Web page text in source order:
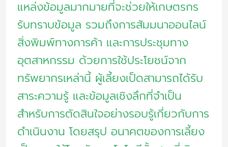
แหล่งข้อมูลมากมายที่จะช่วยให้เกษตรกร
รับทราบข้อมูล รวมถึงการสัมมนาออนไลน์
สิ่งพิมพ์ทางการค้า และการประชุมทาง
อุตสาหกรรม ด้วยการใช้ประโยชน์จาก
ทรัพยากรเหล่านี้ ผู้เลี้ยงเป็ดสามารถได้รับ
สาระความรู้ และข้อมูลเชิงลึกที่จำเป็น
สำหรับการตัดสินใจอย่างรอบรู้เกี่ยวกับการ
ดำเนินงาน โดยสรุป อนาคตของการเลี้ยง